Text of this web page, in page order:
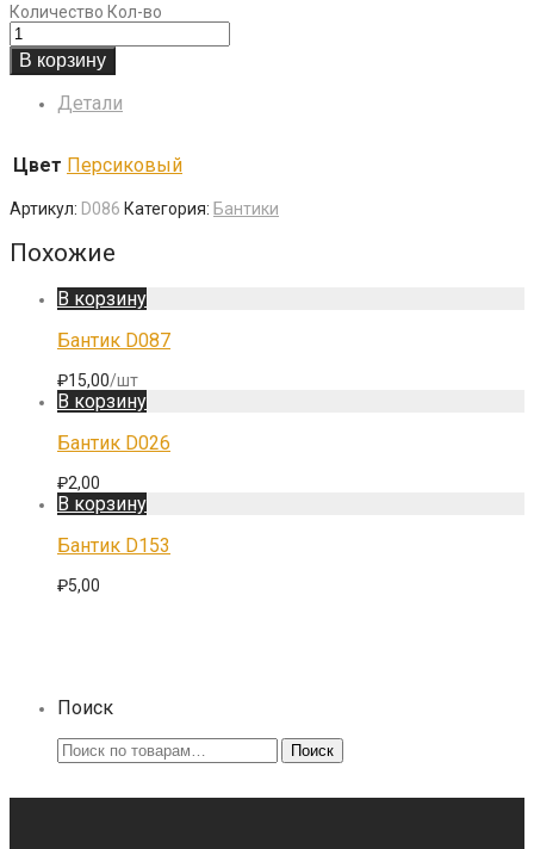
Количество Кол-во
В корзину
Детали
Цвет Персиковый
Артикул: D086 Категория: Бантики
Похожие
В корзину
Бантик D087
₽15,00/шт
В корзину
Бантик D026
₽2,00
В корзину
Бантик D153
₽5,00
Поиск
Искать: Поиск